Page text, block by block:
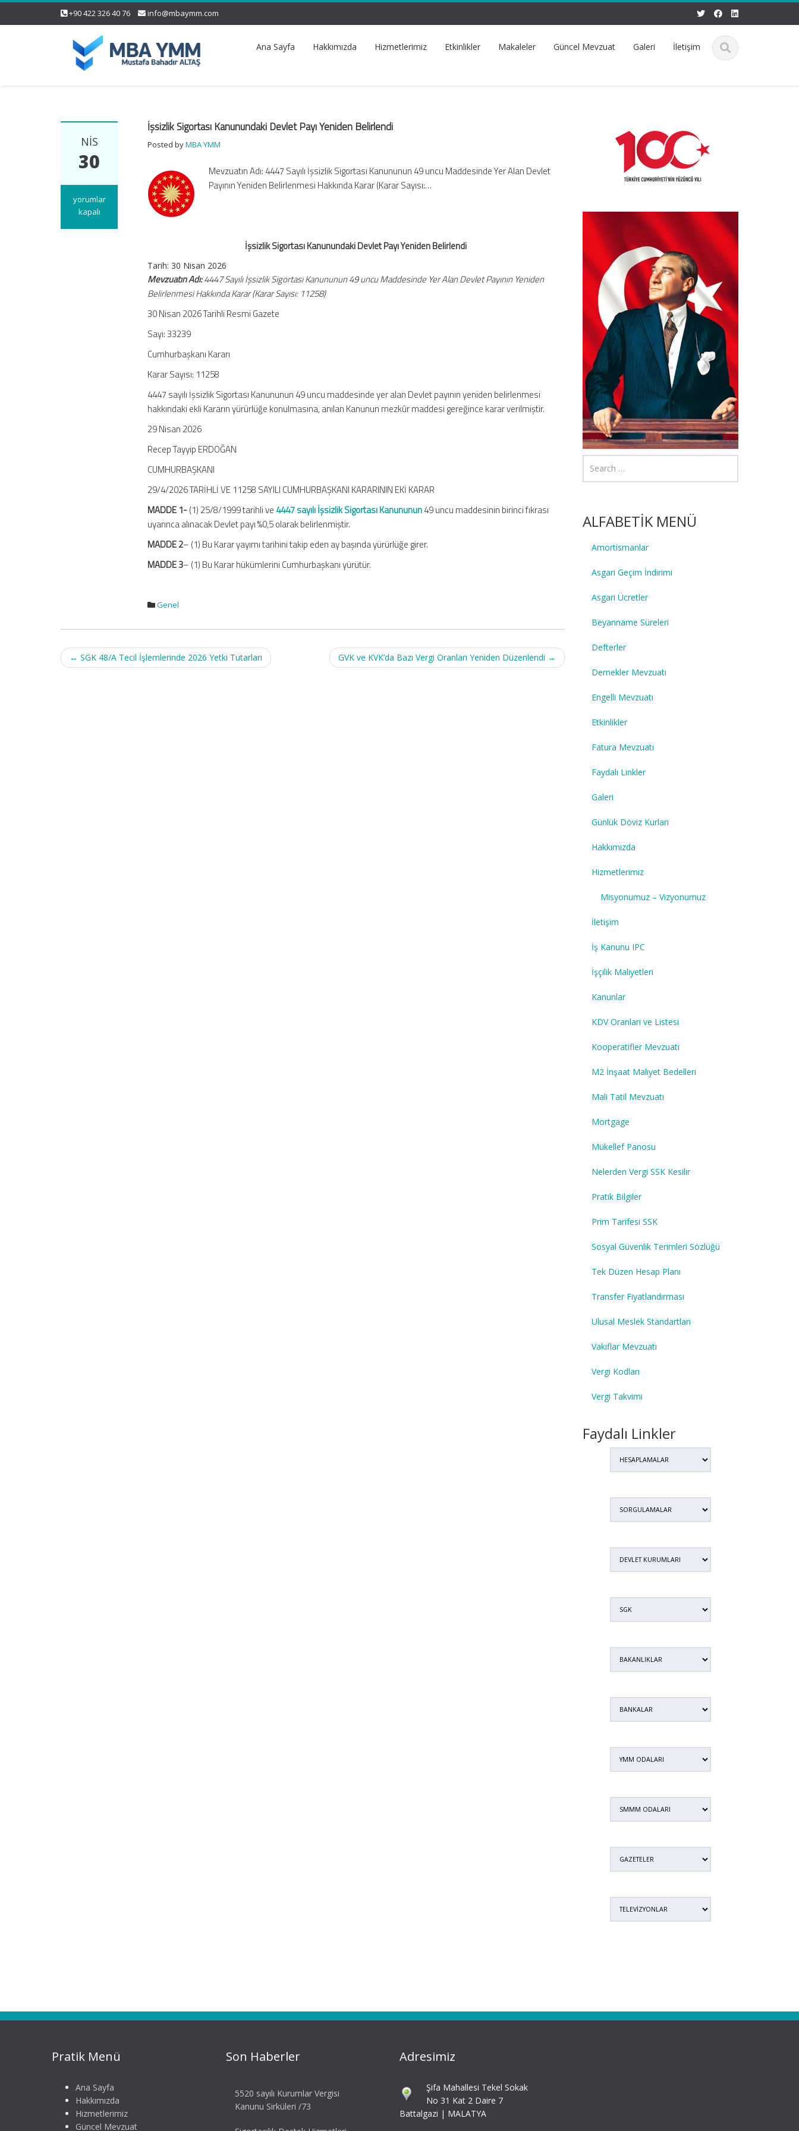
+90 422 326 40 76 info@mbaymm.com
Ana Sayfa Hakkımızda Hizmetlerimiz Etkinlikler Makaleler Güncel Mevzuat Galeri İletişim
NIS
30
İşsizlik
Sigortası
yorumlar
kapalı
İşsizlik Sigortası Kanunundaki Devlet Payı Yeniden Belirlendi
Posted byMBA YMM
Mevzuatın Adı: 4447 Sayılı İşsizlik Sigortası Kanununun 49 uncu Maddesinde Yer Alan Devlet
Payının Yeniden Belirlenmesi Hakkında Karar (Karar Sayısı:…
İşsizlik Sigortası Kanunundaki Devlet Payı Yeniden Belirlendi
Tarih: 30 Nisan 2026
Mevzuatın Adı:4447 Sayılı İşsizlik Sigortası Kanununun 49 uncu Maddesinde Yer Alan Devlet Payının Yeniden
Belirlenmesi Hakkında Karar (Karar Sayısı: 11258)
30 Nisan 2026 Tarihli Resmi Gazete
Sayı: 33239
Cumhurbaşkanı Kararı
Karar Sayısı: 11258
4447 sayılı İşsizlik Sigortası Kanununun 49 uncu maddesinde yer alan Devlet payının yeniden belirlenmesi
hakkındaki ekli Kararın yürürlüğe konulmasına, anılan Kanunun mezkûr maddesi gereğince karar verilmiştir.
29 Nisan 2026
Recep Tayyip ERDOĞAN
CUMHURBAŞKANI
29/4/2026 TARİHLİ VE 11258 SAYILI CUMHURBAŞKANI KARARININ EKİ KARAR
MADDE 1-(1) 25/8/1999 tarihli ve 4447 sayılı İşsizlik Sigortası Kanununun49 uncu maddesinin birinci fıkrası
uyarınca alınacak Devlet payı %0,5 olarak belirlenmiştir.
MADDE 2– (1) Bu Karar yayımı tarihini takip eden ay başında yürürlüğe girer.
MADDE 3– (1) Bu Karar hükümlerini Cumhurbaşkanı yürütür.
Genel
Post
navigation
← SGK 48/A Tecil İşlemlerinde 2026 Yetki Tutarları GVK ve KVK’da Bazı Vergi Oranları Yeniden Düzenlendi →
ALFABETİK MENÜ
Amortismanlar
Asgari Geçim İndirimi
Asgari Ücretler
Beyanname Süreleri
Defterler
Dernekler Mevzuatı
Engelli Mevzuatı
Etkinlikler
Fatura Mevzuatı
Faydalı Linkler
Galeri
Günlük Döviz Kurları
Hakkımızda
Hizmetlerimiz
Misyonumuz – Vizyonumuz
İletişim
İş Kanunu IPC
İşçilik Maliyetleri
Kanunlar
KDV Oranları ve Listesi
Kooperatifler Mevzuatı
M2 İnşaat Maliyet Bedelleri
Mali Tatil Mevzuatı
Mortgage
Mükellef Panosu
Nelerden Vergi SSK Kesilir
Pratik Bilgiler
Prim Tarifesi SSK
Sosyal Güvenlik Terimleri Sözlüğü
Tek Düzen Hesap Planı
Transfer Fiyatlandırması
Ulusal Meslek Standartları
Vakıflar Mevzuatı
Vergi Kodları
Vergi Takvimi
Faydalı Linkler
Pratik Menü
Ana Sayfa
Hakkımızda
Hizmetlerimiz
Güncel Mevzuat
Son Haberler
5520 sayılı Kurumlar Vergisi
Kanunu Sirküleri /73
Adresimiz
Şifa Mahallesi Tekel Sokak
No 31 Kat 2 Daire 7
Battalgazi | MALATYA